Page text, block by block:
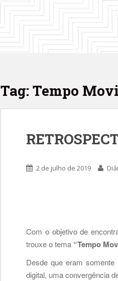
Tag: Tempo
2 de julho de 2019
Com o objetivo de
trouxe o tema “Tempo
Desde que eram
digital, uma convergência